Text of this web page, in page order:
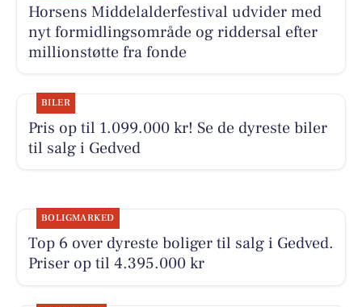
Horsens Middelalderfestival udvider med
nyt formidlingsområde og riddersal efter
millionstøtte fra fonde
BILER
Pris op til 1.099.000 kr! Se de dyreste biler
til salg i Gedved
BOLIGMARKED
Top 6 over dyreste boliger til salg i Gedved.
Priser op til 4.395.000 kr